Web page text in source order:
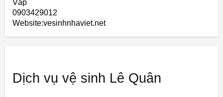
Vấp
0903429012
Website:vesinhnhaviet.net
Dịch vụ vệ sinh Lê Quân